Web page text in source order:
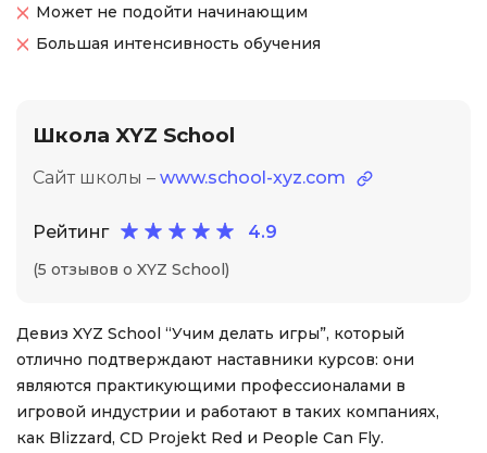
Может не подойти начинающим
Большая интенсивность обучения
Школа XYZ School
Сайт школы – www.school-xyz.com
Рейтинг 4.9
(5 отзывов о XYZ School)
Девиз XYZ School “Учим делать игры”, который
отлично подтверждают наставники курсов: они
являются практикующими профессионалами в
игровой индустрии и работают в таких компаниях,
как Blizzard, CD Projekt Red и People Can Fly.